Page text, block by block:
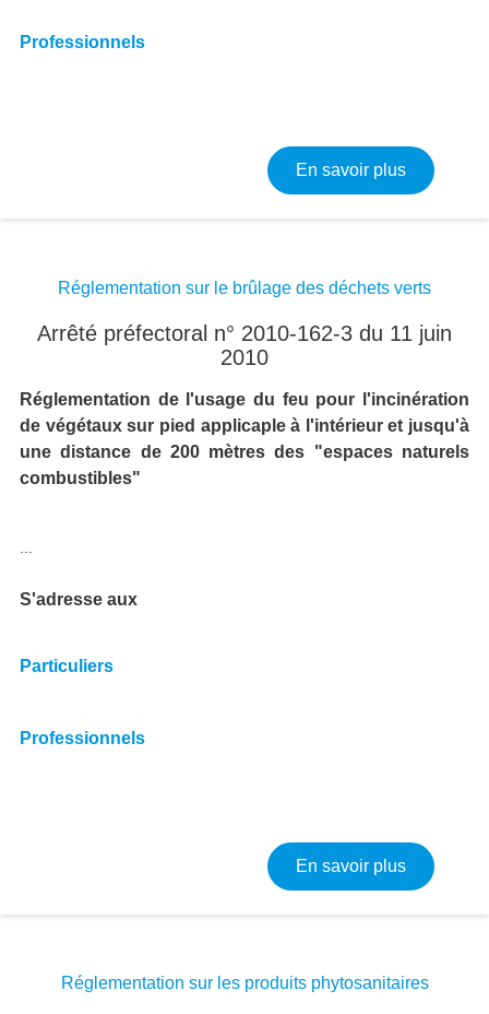
Professionnels
En savoir plussur
Réglementation sur le brûlage des déchets verts
Arrêté préfectoral n° 2010-162-3 du 11 juin
2010
Réglementation de l'usage du feu pour l'incinération
de végétaux sur pied applicaple à l'intérieur et jusqu'à
une distance de 200 mètres des "espaces naturels
combustibles"
S'adresse aux
Particuliers
Professionnels
En savoir plussur
Réglementation sur les produits phytosanitaires